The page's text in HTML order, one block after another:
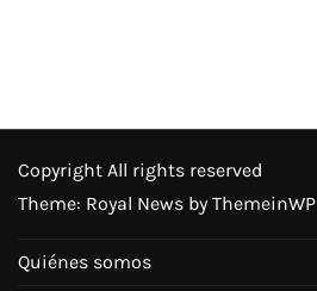
Copyright All rights reserved
Theme: Royal News by ThemeinWP
Quiénes somos